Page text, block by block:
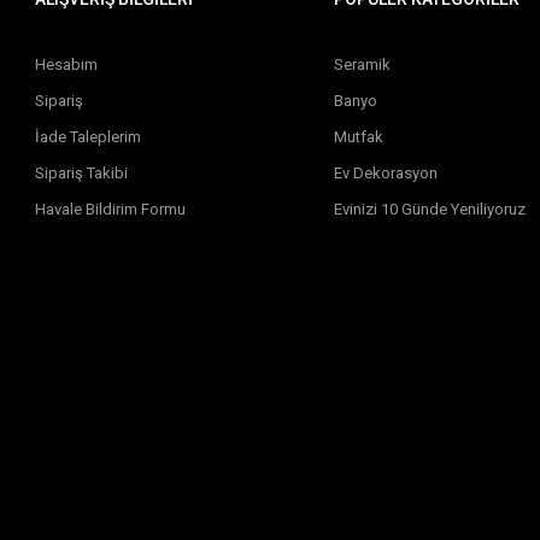
Hesabım
Sipariş
İade Taleplerim
Sipariş Takibi
Havale Bildirim Formu
Seramik
Banyo
Mutfak
Ev Dekorasyon
Evinizi 10 Günde Yeniliyoruz